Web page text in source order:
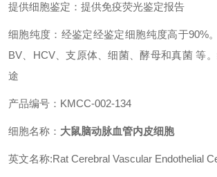
提供细胞鉴定：提供免疫荧光鉴定报告
细胞纯度：经鉴定经鉴定细胞纯度高于90%
BV、HCV、支原体、细菌、酵母和真菌 等
途
产品编号：KMCC-002-134
细胞名称： 大鼠脑动脉血管内皮细胞
英文名称:Rat Cerebral Vascular Endothelial